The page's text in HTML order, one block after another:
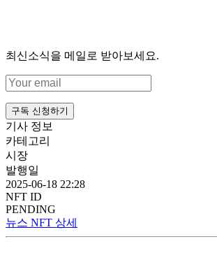
최신소식을 메일로 받아보세요.
구독 신청하기
기사 정보
카테고리
시장
발행일
2025-06-18 22:28
NFT ID
PENDING
뉴스 NFT 상세